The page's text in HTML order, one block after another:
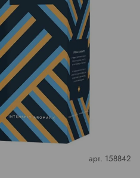
арт. 158842